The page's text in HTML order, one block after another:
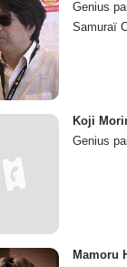
Genius
Samuraï
Koji
Genius
Mamoru